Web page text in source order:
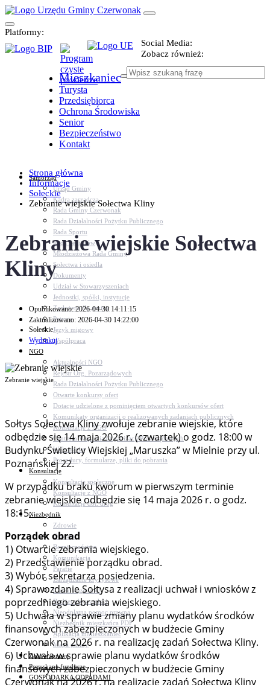
Platformy:
Social Media:
Zobacz również:
Mieszkaniec
Turysta
Przedsiębiorca
Ochrona Środowiska
Senior
Bezpieczeństwo
Kontakt
Samorząd
Urząd Gminy
Kadra zarządcza
Rada Gminy Czerwonak
Rada Działalności Pożytku Publicznego
Rada Sportu
Rada Seniorów
Młodzieżowa Rada Gminy
Sołectwa i osiedla
Dokumenty
Udział w Stowarzyszeniach
Jednostki, spółki, instytucje
Zasłużeni dla gminy
Petycje
Język migowy
Współpraca
NGO
Aktualności NGO
Rejestr Org. Pozarządowych
Rada Działalności Pożytku Publicznego
Otwarte konkursy ofert
Dotacje udzielone z pominięciem otwartych konkursów ofert
Komunikaty organizacji o realizowanych zadaniach publicznych
Konsultacje z NGO
Centrum Wsparcia Organizacji Pozarządowych
Wolontariat
Procedury, formularze, pliki do pobrania
Konsultacje
Konsultacje społeczne
Konsultacje z NGO
Konsultacje dot. dróg
Niezbędnik
Zdrowie
Oświata
Bezpieczeństwo
Komunikacja
Parafie
Zarządzanie kryzysowe
C.ześć w gminie!
Budżet obywatelski
Nieodpłatna pomoc prawna
Niezbędnik mieszkańca PDF
Aplikacja mMieszkaniec
Mapa gminy
Załatw sprawę
Pozyskane fundusze
GOSPODARKA ODPADAMI
Strona główna
Informacje
Sołeckie
Zebranie wiejskie Sołectwa Kliny
Zebranie wiejskie Sołectwa
Kliny
Opublikowano: 2026-04-30 14:11:15
Zaktualizowano: 2026-04-30 14:22:00
Sołeckie
Wydrukuj
Zebranie wiejskie
Sołtys Sołectwa Kliny zwołuje zebranie wiejskie, które
odbędzie się 14 maja 2026 r. (czwartek) o godz. 18:00 w
Budynku Świetlicy Wiejskiej „Maruszka” w Mielnie przy ul.
Poznańskiej 22.
W przypadku braku kworum w pierwszym terminie
zebranie wiejskie odbędzie się 14 maja 2026 r. o godz.
18:15.
Porządek obrad
1) Otwarcie zebrania wiejskiego.
2) Przedstawienie porządku obrad.
3) Wybór sekretarza posiedzenia.
4) Sprawozdanie Sołtysa z realizacji uchwał i wniosków z
poprzedniego zebrania wiejskiego.
5) Uchwała w sprawie zmiany planu wydatków środków
finansowych zabezpieczonych w budżecie Gminy
Czerwonak na 2026 r. na realizację zadań Sołectwa Kliny.
6) Uchwała w sprawie planu wydatków środków
finansowych zabezpieczonych w budżecie Gminy
Czerwonak na 2026 r. na realizację zadań Sołectwa Kliny